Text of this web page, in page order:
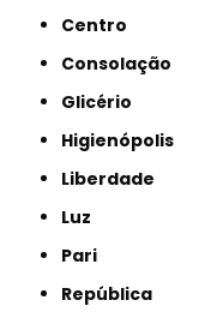
Centro
Consolação
Glicério
Higienópolis
Liberdade
Luz
Pari
República